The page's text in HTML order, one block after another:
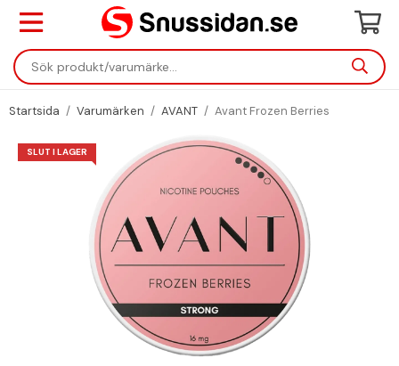
Startsida / Varumärken / AVANT / Avant Frozen Berries
SLUT I LAGER